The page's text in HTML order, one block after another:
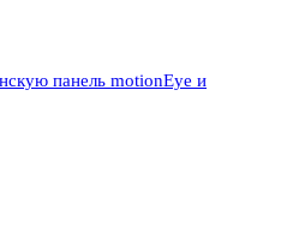
панель motionEye и